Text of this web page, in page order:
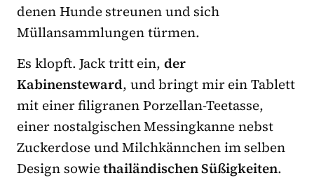
denen Hunde streunen und sich
Müllansammlungen türmen.
Es klopft. Jack tritt ein,der
Kabinensteward, und bringt mir ein Tablett
mit einer filigranen Porzellan-Teetasse,
einer nostalgischen Messingkanne nebst
Zuckerdose und Milchkännchen im selben
Design sowiethailändischen Süßigkeiten.